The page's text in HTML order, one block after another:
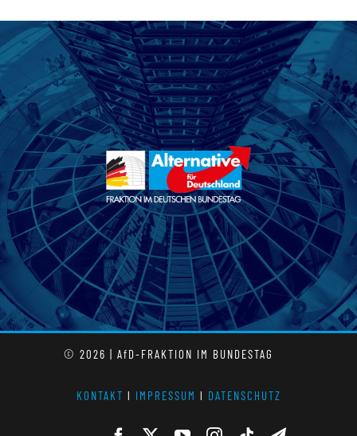
© 2026 | AfD-FRAKTION IM BUNDESTAG
KONTAKT l IMPRESSUM l DATENSCHUTZ